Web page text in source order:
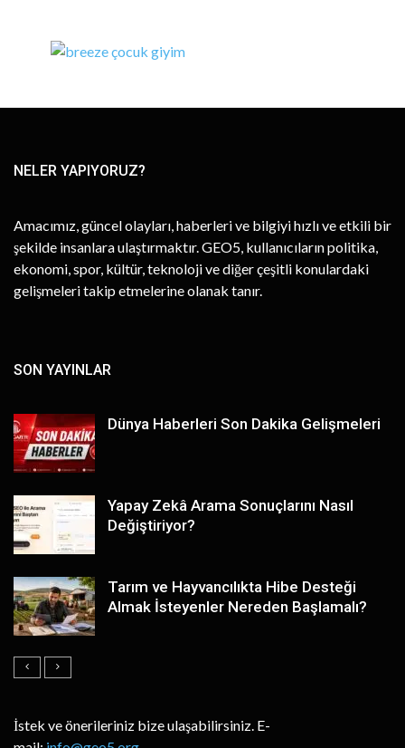
NELER YAPIYORUZ?
Amacımız, güncel olayları, haberleri ve bilgiyi hızlı ve etkili bir
şekilde insanlara ulaştırmaktır. GEO5, kullanıcıların politika,
ekonomi, spor, kültür, teknoloji ve diğer çeşitli konulardaki
gelişmeleri takip etmelerine olanak tanır.
SON YAYINLAR
Dünya Haberleri Son Dakika Gelişmeleri
Yapay Zekâ Arama Sonuçlarını Nasıl
Değiştiriyor?
Tarım ve Hayvancılıkta Hibe Desteği
Almak İsteyenler Nereden Başlamalı?
İstek ve önerileriniz bize ulaşabilirsiniz. E-